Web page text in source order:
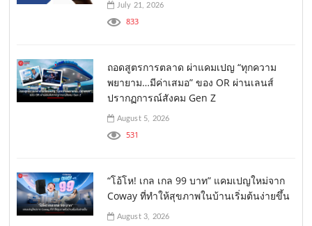
July 21, 2026
833
ถอดสูตรการตลาด ผ่าแคมเปญ “ทุกความ
พยายาม…มีค่าเสมอ” ของ OR ผ่านเลนส์
ปรากฏการณ์สังคม Gen Z
August 5, 2026
531
“โอ้โห! เกล เกล 99 บาท” แคมเปญใหม่จาก
Coway ที่ทำให้สุขภาพในบ้านเริ่มต้นง่ายขึ้น
August 3, 2026